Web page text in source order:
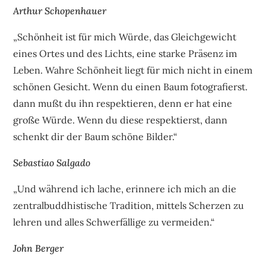
Arthur Schopenhauer
„Schönheit ist für mich Würde, das Gleichgewicht
eines Ortes und des Lichts, eine starke Präsenz im
Leben. Wahre Schönheit liegt für mich nicht in einem
schönen Gesicht. Wenn du einen Baum fotografierst.
dann mußt du ihn respektieren, denn er hat eine
große Würde. Wenn du diese respektierst, dann
schenkt dir der Baum schöne Bilder.“
Sebastiao Salgado
„Und während ich lache, erinnere ich mich an die
zentralbuddhistische Tradition, mittels Scherzen zu
lehren und alles Schwerfällige zu vermeiden.“
John Berger